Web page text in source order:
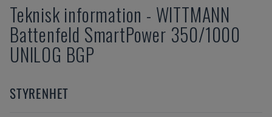
Teknisk information - WITTMANN
Battenfeld SmartPower 350/1000
UNILOG BGP
STYRENHET